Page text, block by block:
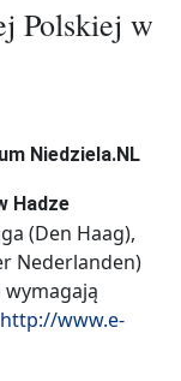
Polskiej w
Hadze
(Den Haag),
Nederlanden)
http://www.e-